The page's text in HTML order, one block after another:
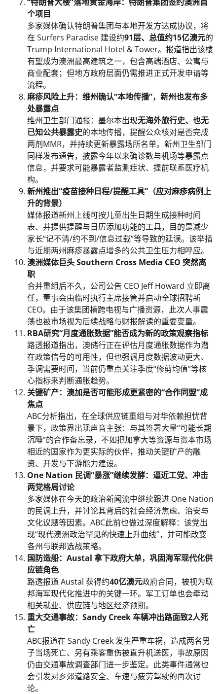
个项目
多家媒体确认特朗普集团与本地开发方达成协议，将
在 Surfers Paradise 建设约91层、总值约15亿澳元的
Trump International Hotel & Tower。报道指出该楼
有望成为澳洲最高建筑之一，包含高端酒店、公寓与
商业配套；但地方政府层面仍需推进正式开发申请等
流程。
麻疹风险上升：维州确认“本地传播”，新州也发布多
处暴露点
维州卫生部门通报：墨尔本出现无海外旅行史、也无
已知公共暴露史的本地传播，提醒公众核对是否完成
两剂MMR，并持续更新暴露场所名单。新州卫生部门
同样发布通告，披露今年以来确诊数与机场等暴露点
信息，并要求可能暴露者监测症状、提前联系医疗机
构。
新州推出“疫苗接种日程/提醒工具”（应对麻疹病例上
升的背景）
媒体报道新州上线可按儿童出生日期生成接种时间
表、并提供提醒与日历添加功能的工具，目的是减少
家长“记不清/约不到/信息过载”等导致的延误。该举措
与近期两州麻疹暴露点增多的公共卫生压力相呼应。
澳洲媒体巨头 Southern Cross Media CEO 突然离
职
合并重组后不久，公司公告 CEO Jeff Howard 立即离
任，董事会由临时执行主席接管并启动全球招聘新
CEO。由于该集团横跨电视与广播资源，此次人事震
荡也被市场视为后续战略与财报解读的重要变量。
RBA研究“月度通胀数据”能否成为新的政策观察指标
路透报道指出，澳储行正在评估月度通胀数据作为潜
在政策信号的可用性，但也强调月度数据波动更大、
季调需要时间，当前仍重点关注季度“修剪均值”等核
心指标来判断通胀趋势。
关键矿产：澳加是否可能形成更紧密的“合作同盟”成
焦点
ABC分析指出，在全球供应链重组与对华依赖担忧背
景下，政策界出现声音主张：与其签署大量“可能长期
沉睡”的合作备忘录，不如把加拿大等资源与资本市场
相近的国家作为更实际的伙伴，推动关键矿产的融
资、开发与下游能力建设。
One Nation 民调“暴涨”继续发酵：逼近工党、冲击
两党格局讨论
多家媒体在今天的政治新闻流中继续跟进 One Nation
的民调上升，并讨论其背后的社会经济焦虑、治安与
文化议题等因素。ABC此前也做过深度解释：该党出
现“现代澳洲政治罕见的快速上升曲线”，并可能改变
各州与联邦选战策略。
国防造船：Austal 拿下政府大单，巩固海军现代化供
应链角色
路透报道 Austal 获得约40亿澳元政府合同，被视为联
邦海军现代化推进中的关键一环。军工订单也会牵动
相关就业、供应链与地区经济预期。
重大交通事故：Sandy Creek 车辆冲出路面致2人死
亡
ABC报道在 Sandy Creek 发生严重车祸，造成两名男
子当场死亡、另有乘客重伤被直升机送医，事故原因
仍由交通事故调查部门进一步鉴定。此类事件通常也
会引发对乡郊道路安全、车速与疲劳驾驶的再次讨
论。